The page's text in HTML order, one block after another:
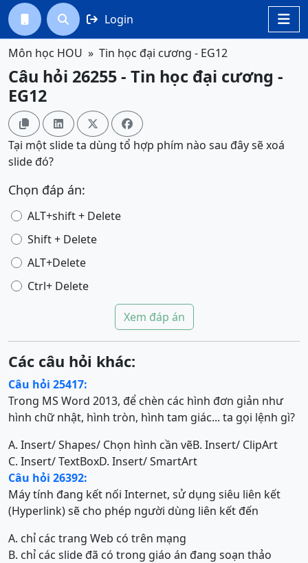

  Login
Môn học HOU Tin học đại cương - EG12
Câu hỏi 26255 - Tin học đại cương -
EG12
   
Tại một slide ta dùng tổ hợp phím nào sau đây sẽ xoá
slide đó?
Chọn đáp án:
ALT+shift + Delete
Shift + Delete
ALT+Delete
Ctrl+ Delete
Xem đáp án
Các câu hỏi khác:
Câu hỏi 25417:
Trong MS Word 2013, để chèn các hình đơn giản như
hình chữ nhật, hình tròn, hình tam giác... ta gọi lệnh gì?
A. Insert/ Shapes/ Chọn hình cần vẽB. Insert/ ClipArt
C. Insert/ TextBoxD. Insert/ SmartArt
Câu hỏi 26392:
Máy tính đang kết nối Internet, sử dụng siêu liên kết
(Hyperlink) sẽ cho phép người dùng liên kết đến
A. chỉ các trang Web có trên mạng
B. chỉ các slide đã có trong giáo án đang soạn thảo